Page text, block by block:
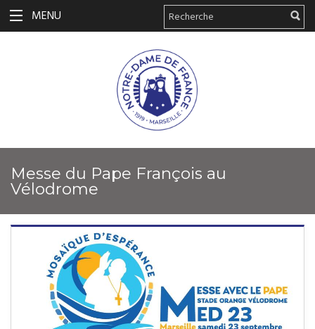
MENU
Messe du Pape François au
Vélodrome